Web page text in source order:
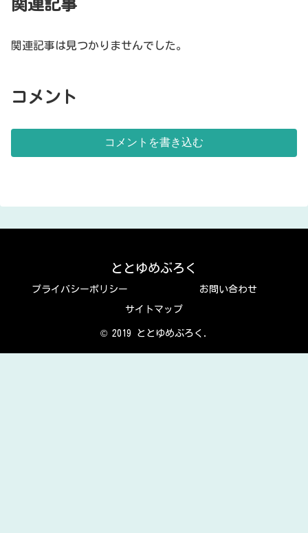
関連記事
関連記事は見つかりませんでした。
コメント
コメントを書き込む
ととゆめぶろく
プライバシーポリシー お問い合わせ
サイトマップ
© 2019 ととゆめぶろく.